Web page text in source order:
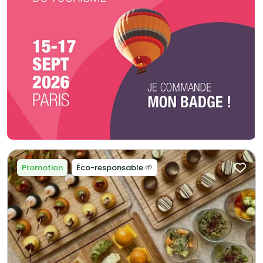
Promotion Éco-responsable 🌱